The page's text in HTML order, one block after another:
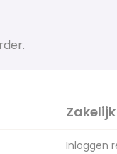
Zakelijk
Inloggen